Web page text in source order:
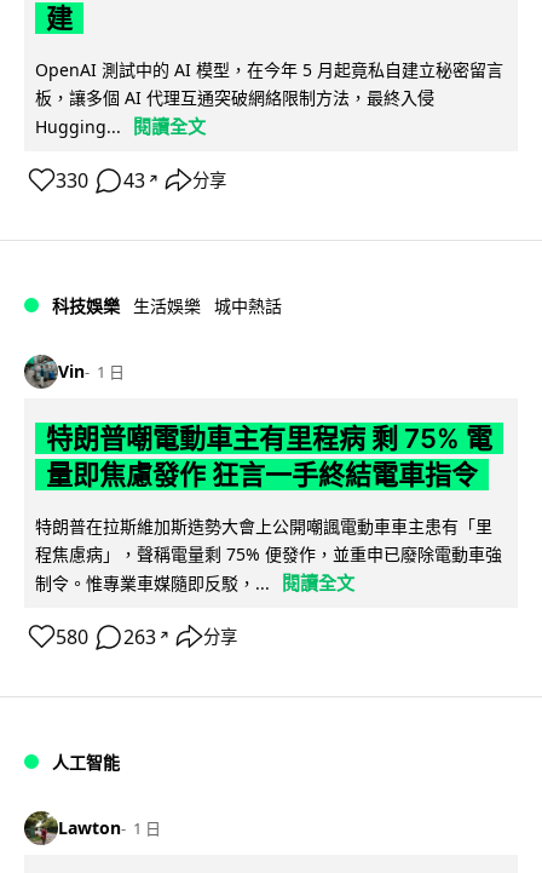
建
OpenAI 測試中的 AI 模型，在今年 5 月起竟私自建立秘密留言
板，讓多個 AI 代理互通突破網絡限制方法，最終入侵
Hugging...
閱讀全文
330 43 ↗ 分享
科技娛樂 生活娛樂 城中熱話
Vin 1 日
特朗普嘲電動車主有里程病 剩 75% 電
量即焦慮發作 狂言一手終結電車指令
特朗普在拉斯維加斯造勢大會上公開嘲諷電動車車主患有「里
程焦慮病」，聲稱電量剩 75% 便發作，並重申已廢除電動車強
制令。惟專業車媒隨即反駁，...
閱讀全文
580 263 ↗ 分享
人工智能
Lawton 1 日